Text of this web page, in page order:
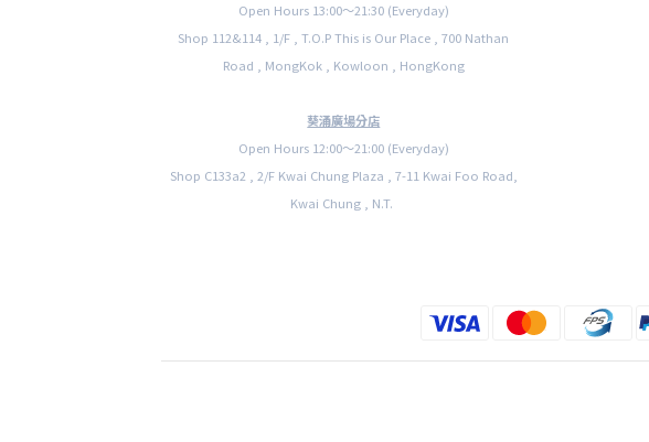
Open Hours 13:00〜21:30 (Everyday)
Shop 112&114 , 1/F , T.O.P This is Our Place , 700 Nathan
Road , MongKok , Kowloon , HongKong
葵涌廣場分店
Open Hours 12:00〜21:00 (Everyday)
Shop C133a2 , 2/F Kwai Chung Plaza , 7-11 Kwai Foo Road,
Kwai Chung , N.T.